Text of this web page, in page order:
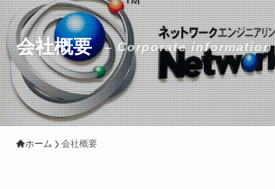
会社概要 – Corporate information
ホーム 会社概要